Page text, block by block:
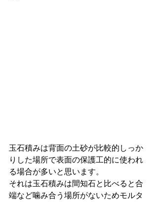
玉石積みは背面の土砂が比較的しっか
りした場所で表面の保護工的に使われ
る場合が多いと思います。
それは玉石積みは間知石と比べると合
端など噛み合う場所がないためモルタ